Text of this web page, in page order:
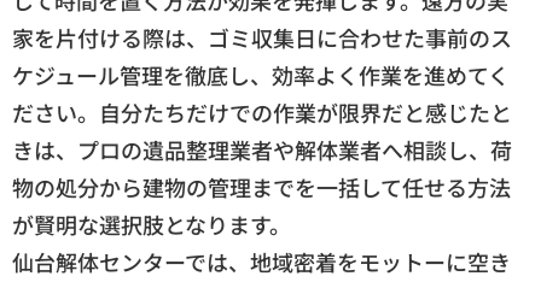
家を片付ける際は、ゴミ収集日に合わせた事前のス
ケジュール管理を徹底し、効率よく作業を進めてく
ださい。自分たちだけでの作業が限界だと感じたと
きは、プロの遺品整理業者や解体業者へ相談し、荷
物の処分から建物の管理までを一括して任せる方法
が賢明な選択肢となります。
仙台解体センターでは、地域密着をモットーに空き